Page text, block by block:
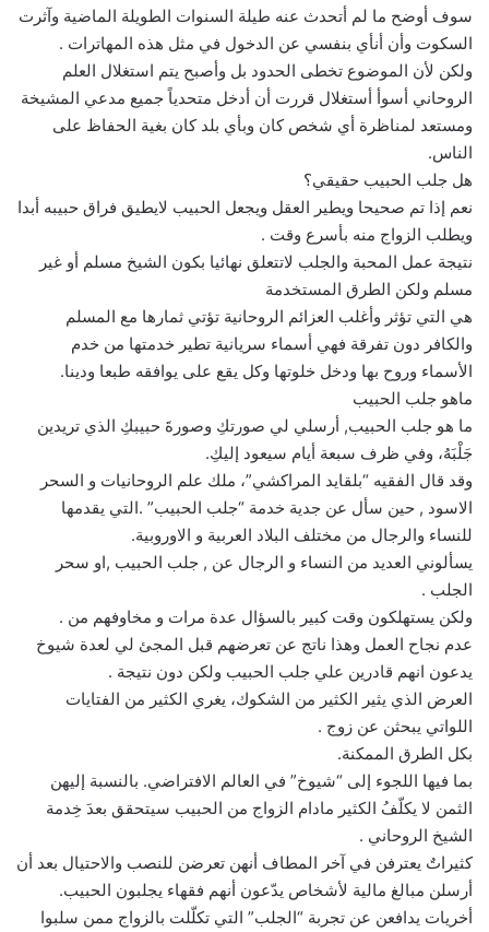
سوف أوضح ما لم أتحدث عنه طيلة السنوات الطويلة الماضية وآثرت
السكوت وأن أنأي بنفسي عن الدخول في مثل هذه المهاترات .
ولكن لأن الموضوع تخطى الحدود بل وأصبح يتم استغلال العلم
الروحاني أسوأ أستغلال قررت أن أدخل متحدياً جميع مدعي المشيخة
ومستعد لمناظرة أي شخص كان وبأي بلد كان بغية الحفاظ على
الناس.
هل جلب الحبيب حقيقي؟
نعم إذا تم صحيحا ويطير العقل ويجعل الحبيب لايطيق فراق حبيبه أبدا
ويطلب الزواج منه بأسرع وقت .
نتيجة عمل المحبة والجلب لاتتعلق نهائيا بكون الشيخ مسلم أو غير
مسلم ولكن الطرق المستخدمة
هي التي تؤثر وأغلب العزائم الروحانية تؤتي ثمارها مع المسلم
والكافر دون تفرقة فهي أسماء سريانية تطير خدمتها من خدم
الأسماء وروح بها ودخل خلوتها وكل يقع على يوافقه طبعا ودينا.
ماهو جلب الحبيب
ما هو جلب الحبيب, أرسلي لي صورتكِ وصورةَ حبيبكِ الذي تريدين
جَلْبَهُ، وفي ظرف سبعة أيام سيعود إليكِ.
وقد قال الفقيه “بلقايد المراكشي”، ملك علم الروحانيات و السحر
الاسود , حين سأل عن جدية خدمة “جلب الحبيب” .التي يقدمها
للنساء والرجال من مختلف البلاد العربية و الاوروبية.
يسألوني العديد من النساء و الرجال عن , جلب الحبيب ,او سحر
الجلب .
ولكن يستهلكون وقت كبير بالسؤال عدة مرات و مخاوفهم من .
عدم نجاح العمل وهذا ناتج عن تعرضهم قبل المجئ لي لعدة شيوخ
يدعون انهم قادرين علي جلب الحبيب ولكن دون نتيجة .
العرض الذي يثير الكثير من الشكوك، يغري الكثير من الفتايات
اللواتي يبحثن عن زوج .
بكل الطرق الممكنة.
بما فيها اللجوء إلى “شيوخ” في العالم الافتراضي. بالنسبة إليهن
الثمن لا يكلّفُ الكثير مادام الزواج من الحبيب سيتحقق بعدَ خِدمة
الشيخ الروحاني .
كثيراتٌ يعترفن في آخر المطاف أنهن تعرضن للنصب والاحتيال بعد أن
أرسلن مبالغ مالية لأشخاص يدّعون أنهم فقهاء يجلبون الحبيب.
أخريات يدافعن عن تجربة “الجلب” التي تكلّلت بالزواج ممن سلبوا